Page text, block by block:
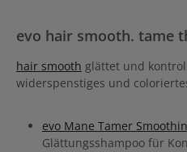
evo hair smooth. tame
hair smooth glättet und
widerspenstiges und
evo Mane Tamer
Glättungsshampoo für